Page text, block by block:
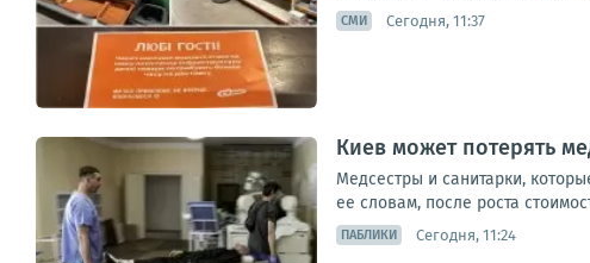
СМИ Сегодня, 11:37
Киев может потерять
Медсестры и санитарки,
ее словам, после роста
ПАБЛИКИ Сегодня, 11:24